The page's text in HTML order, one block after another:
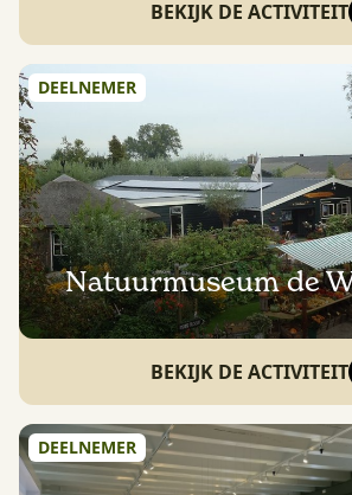
BEKIJK DE ACTIVITEIT
DEELNEMER
Natuurmuseum de
BEKIJK DE ACTIVITEIT
DEELNEMER